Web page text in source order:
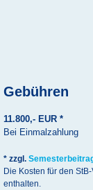
Gebühren
11.800,- EUR *
Bei Einmalzahlung
* zzgl.
Die Kosten für den
enthalten.